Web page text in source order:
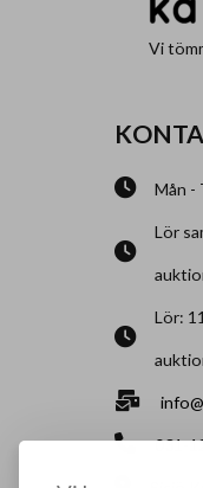
Vi
Mån -
Lör
Lör:
031-